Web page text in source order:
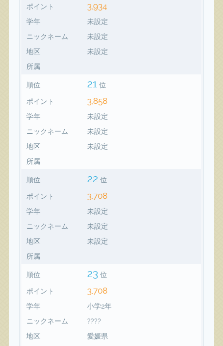
ポイント 3,934
学年
未設定
ニックネーム
未設定
地区
未設定
所属
順位 21 位
ポイント 3,858
学年
未設定
ニックネーム
未設定
地区
未設定
所属
順位 22 位
ポイント 3,708
学年
未設定
ニックネーム
未設定
地区
未設定
所属
順位 23 位
ポイント 3,708
学年
小学2年
ニックネーム
????
地区
愛媛県